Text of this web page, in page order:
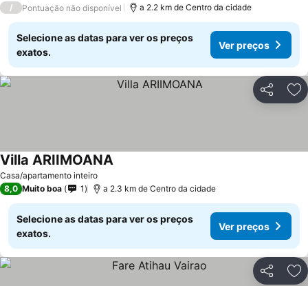
/ Pontuação não disponível a 2.2 km de Centro da cidade
Selecione as datas para ver os preços
exatos.
Ver preços
Partilhar
Casa/apartamento inteiro
Villa ARIIMOANA
8,0 Muito boa 1 a 2.3 km de Centro da cidade
Selecione as datas para ver os preços
exatos.
Ver preços
Partilhar